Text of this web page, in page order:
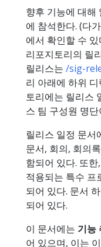
향후 기능에 대해
에 참석한다. (다
에서 확인할 수
리포지토리의 릴
릴리스는 /sig-
리 아래에 하위
토리에는 릴리스
스 팀 구성원 명
릴리스 일정 문서
문서, 회의, 회의
함되어 있다. 또
적용되는 특수 프
되어 있다. 문서
되어 있다.
이 문서에는 기능
어 있으며, 이는